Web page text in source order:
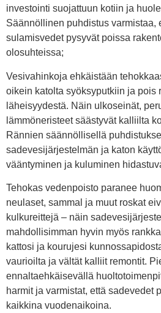
investointi suojattuun kotiin ja
Säännöllinen puhdistus varmistaa,
sulamisvedet pysyvät poissa
olosuhteissa;
Vesivahinkoja ehkäistään
oikein katolta syöksyputkiin ja pois
läheisyydestä. Näin ulkoseinät,
lämmöneristeet säästyvät kalliilta
Rännien säännöllisellä
sadevesijärjestelmän ja katon
vääntyminen ja kuluminen
Tehokas vedenpoisto paranee
neulaset, sammal ja muut roskat
kulkureittejä – näin
mahdollisimman hyvin myös
kattosi ja kourujesi
vaurioilta ja vältät kalliit remontit.
ennaltaehkäisevällä
harmit ja varmistat, että sadevedet
kaikkina vuodenaikoina.